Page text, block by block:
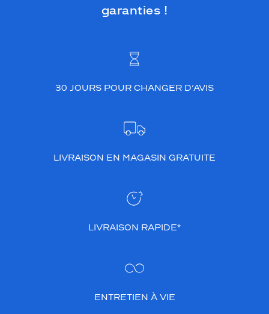
garanties !
30 JOURS POUR CHANGER D’AVIS
LIVRAISON EN MAGASIN GRATUITE
LIVRAISON RAPIDE*
ENTRETIEN À VIE